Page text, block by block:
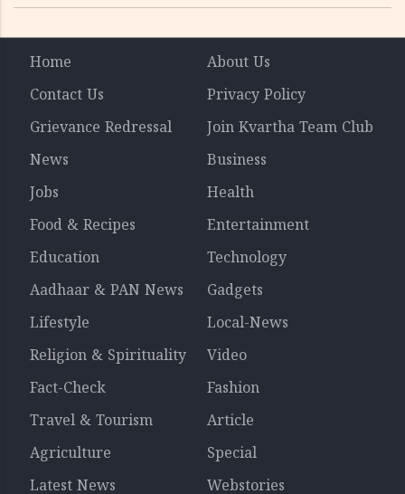
Home
About Us
Contact Us
Privacy Policy
Grievance Redressal
Join Kvartha Team Club
News
Business
Jobs
Health
Food & Recipes
Entertainment
Education
Technology
Aadhaar & PAN News
Gadgets
Lifestyle
Local-News
Religion & Spirituality
Video
Fact-Check
Fashion
Travel & Tourism
Article
Agriculture
Special
Latest News
Webstories